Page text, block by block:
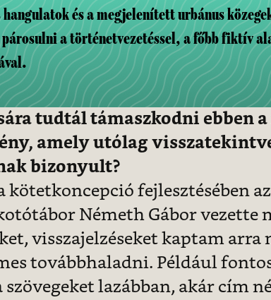
hangulatok és a megjelenített urbánus
párosulni a történetvezetéssel, a főbb fiktív
tudtál támaszkodni ebben
amely utólag
bizonyult?
kötetkoncepció fejlesztésében
Németh Gábor vezette
visszajelzéseket kaptam arra
továbbhaladni. Például
szövegeket lazábban, akár cím